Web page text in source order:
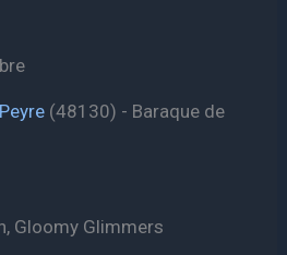
(48130) - Baraque de
Gloomy Glimmers